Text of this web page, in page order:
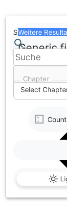
to
content
Chapter
Select
Search
Weitere
Generic